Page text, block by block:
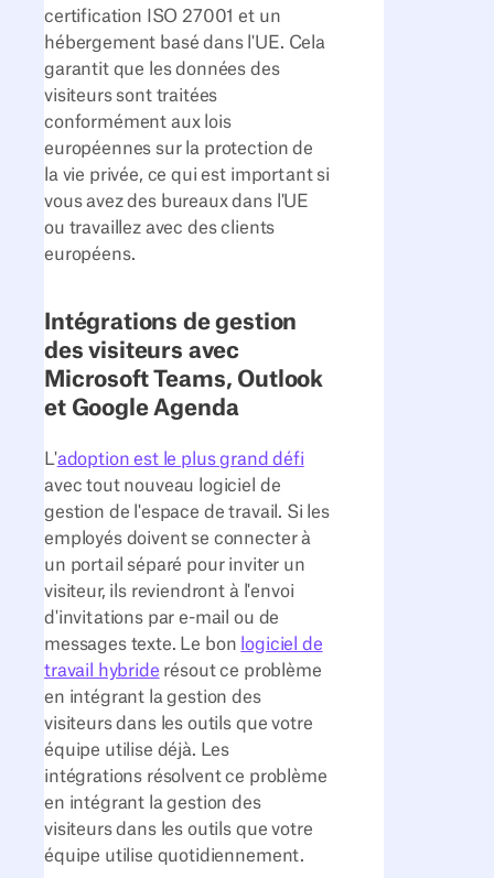
certification ISO 27001 et un
hébergement basé dans l'UE. Cela
garantit que les données des
visiteurs sont traitées
conformément aux lois
européennes sur la protection de
la vie privée, ce qui est important si
vous avez des bureaux dans l'UE
ou travaillez avec des clients
européens.
Intégrations de gestion
des visiteurs avec
Microsoft Teams, Outlook
et Google Agenda
L'adoption est le plus grand défi
avec tout nouveau logiciel de
gestion de l'espace de travail. Si les
employés doivent se connecter à
un portail séparé pour inviter un
visiteur, ils reviendront à l'envoi
d'invitations par e-mail ou de
messages texte. Le bon logiciel de
travail hybride résout ce problème
en intégrant la gestion des
visiteurs dans les outils que votre
équipe utilise déjà. Les
intégrations résolvent ce problème
en intégrant la gestion des
visiteurs dans les outils que votre
équipe utilise quotidiennement.